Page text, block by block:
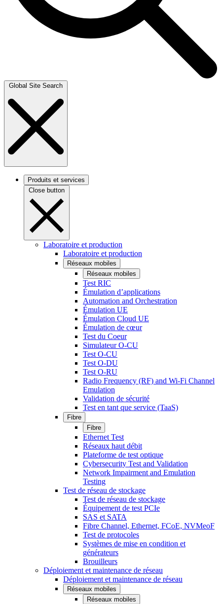
Global Site Search
Produits et services
Close button
Laboratoire et production
Laboratoire et production
Réseaux mobiles
Réseaux mobiles
Test RIC
Émulation d’applications
Automation and Orchestration
Émulation UE
Émulation Cloud UE
Émulation de cœur
Test du Coeur
Simulateur O-CU
Test O-CU
Test O-DU
Test O-RU
Radio Frequency (RF) and Wi-Fi Channel
Emulation
Validation de sécurité
Test en tant que service (TaaS)
Fibre
Fibre
Ethernet Test
Réseaux haut débit
Plateforme de test optique
Cybersecurity Test and Validation
Network Impairment and Emulation
Testing
Test de réseau de stockage
Test de réseau de stockage
Équipement de test PCIe
SAS et SATA
Fibre Channel, Ethernet, FCoE, NVMeoF
Test de protocoles
Systèmes de mise en condition et
générateurs
Brouilleurs
Déploiement et maintenance de réseau
Déploiement et maintenance de réseau
Réseaux mobiles
Réseaux mobiles